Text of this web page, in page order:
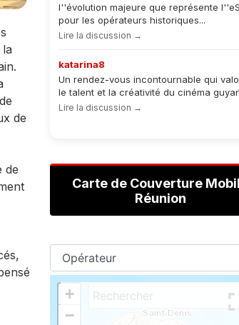
de
de
l''évolution majeure que représente
pour les opérateurs historiques...
Lire la discussion →
katarina8
Un rendez-vous incontournable qui
le talent et la créativité du cinéma
Lire la discussion →
Carte de Couverture
Réunion